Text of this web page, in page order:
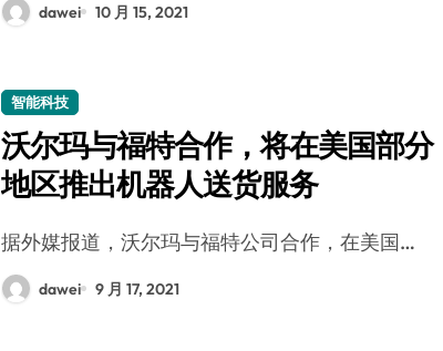
dawei 10 月 15, 2021
智能科技
沃尔玛与福特合作，将在美国部分
地区推出机器人送货服务
据外媒报道，沃尔玛与福特公司合作，在美国…
dawei 9 月 17, 2021